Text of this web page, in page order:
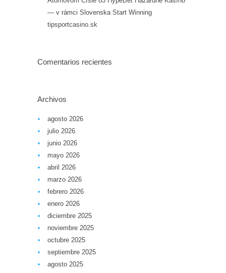
— v rámci Slovenska Start Winning
tipsportcasino.sk
Comentarios recientes
Archivos
agosto 2026
julio 2026
junio 2026
mayo 2026
abril 2026
marzo 2026
febrero 2026
enero 2026
diciembre 2025
noviembre 2025
octubre 2025
septiembre 2025
agosto 2025